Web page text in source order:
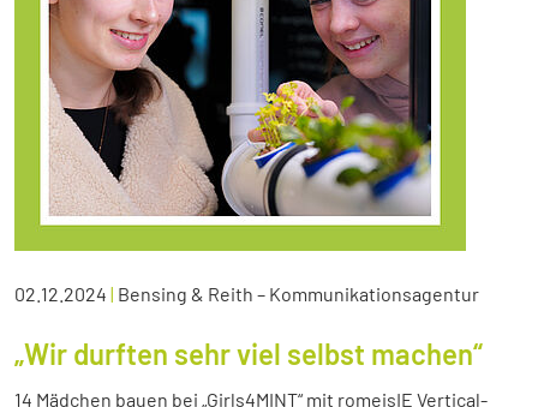
02.12.2024 | Bensing & Reith – Kommunikationsagentur
„Wir durften sehr viel selbst machen“
14 Mädchen bauen bei „Girls4MINT“ mit romeisIE Vertical-